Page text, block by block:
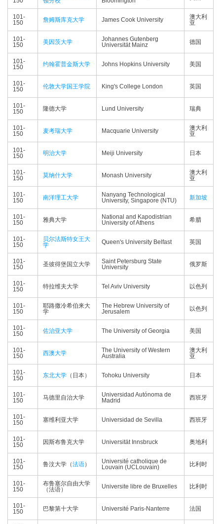
101-
150
詹姆斯库克大学 James Cook University
澳大利
亚
101-
150
美因茨大学
Johannes Gutenberg
Universität Mainz
德国
101-
150
约翰霍普金斯大学 Johns Hopkins University 美国
101-
150
伦敦大学国王学院 King's College London 英国
101-
150
隆德大学 Lund University 瑞典
101-
150
麦考瑞大学 Macquarie University
澳大利
亚
101-
150
明治大学 Meiji University 日本
101-
150
莫纳什大学 Monash University
澳大利
亚
101-
150
南洋理工大学
Nanyang Technological
University, Singapore (NTU)
新加坡
101-
150
雅典大学
National and Kapodistrian
University of Athens
希腊
101-
150
贝尔法斯特女王大
学
Queen's University Belfast 英国
101-
150
圣彼得堡国立大学
Saint Petersburg State
University
俄罗斯
101-
150
特拉维夫大学 Tel Aviv University 以色列
101-
150
耶路撒冷希伯来大
学
The Hebrew University of
Jerusalem
以色列
101-
150
佐治亚大学 The University of Georgia 美国
101-
150
西澳大学
The University of Western
Australia
澳大利
亚
101-
150
东北大学 （日本） Tohoku University 日本
101-
150
马德里自治大学
Universidad Autónoma de
Madrid
西班牙
101-
150
塞维利亚大学 Universidad de Sevilla 西班牙
101-
150
因斯布鲁克大学 Universität Innsbruck 奥地利
101-
150
鲁汶大学（法语）
Université catholique de
Louvain (UCLouvain)
比利时
101-
150
布鲁塞尔自由大学
（法语）
Universite libre de Bruxelles 比利时
101-
150
巴黎第十大学 Université Paris-Nanterre 法国